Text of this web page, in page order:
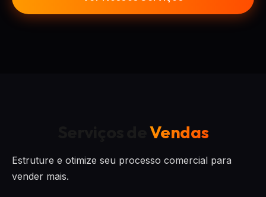
Serviços deVendas
Estruture e otimize seu processo comercial para
vender mais.